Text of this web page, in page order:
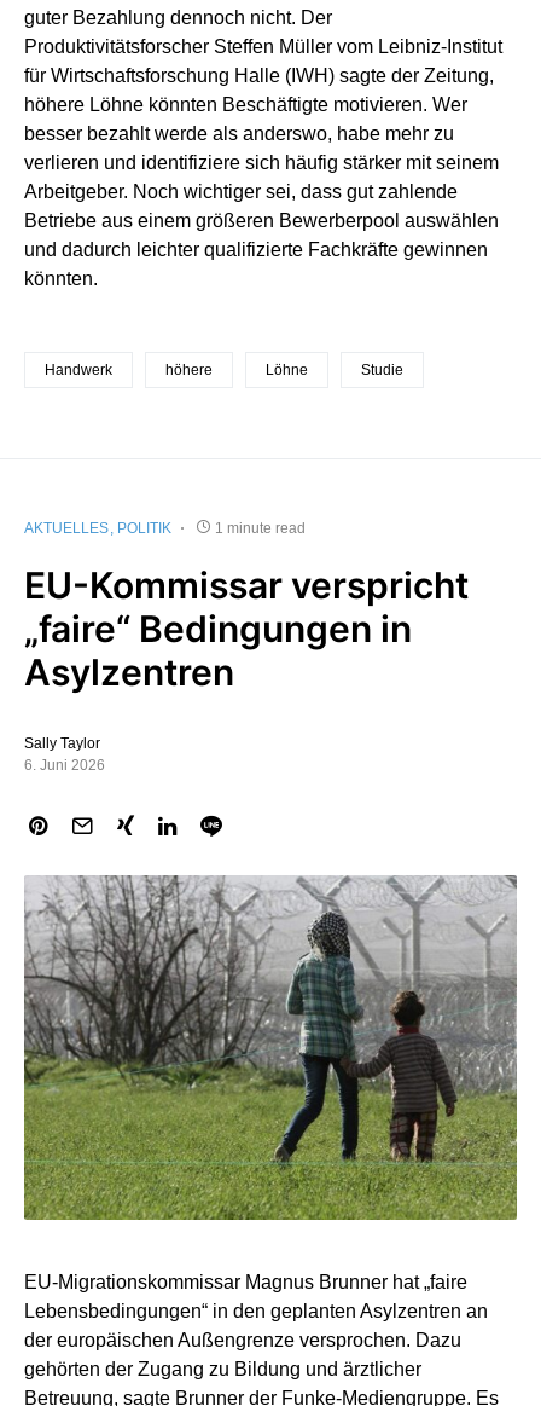
guter Bezahlung dennoch nicht. Der
Produktivitätsforscher Steffen Müller vom Leibniz-Institut
für Wirtschaftsforschung Halle (IWH) sagte der Zeitung,
höhere Löhne könnten Beschäftigte motivieren. Wer
besser bezahlt werde als anderswo, habe mehr zu
verlieren und identifiziere sich häufig stärker mit seinem
Arbeitgeber. Noch wichtiger sei, dass gut zahlende
Betriebe aus einem größeren Bewerberpool auswählen
und dadurch leichter qualifizierte Fachkräfte gewinnen
könnten.
Handwerk höhere Löhne Studie
AKTUELLES POLITIK 1 minute read
EU-Kommissar verspricht
„faire“ Bedingungen in
Asylzentren
Sally Taylor
6. Juni 2026
EU-Migrationskommissar Magnus Brunner hat „faire
Lebensbedingungen“ in den geplanten Asylzentren an
der europäischen Außengrenze versprochen. Dazu
gehörten der Zugang zu Bildung und ärztlicher
Betreuung, sagte Brunner der Funke-Mediengruppe. Es